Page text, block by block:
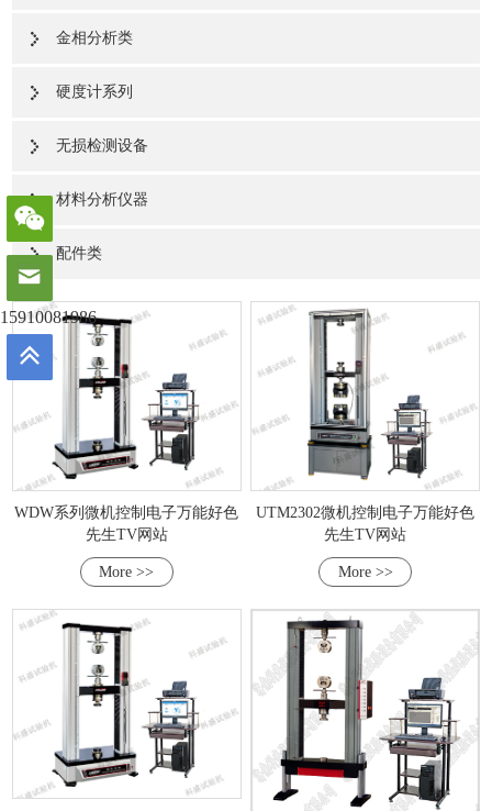
金相分析类
硬度计系列
无损检测设备
材料分析仪器
配件类
WDW系列微机控制电子万能好色
先生TV网站
More >>
UTM2302微机控制电子万能好色
先生TV网站
More >>
15910081986